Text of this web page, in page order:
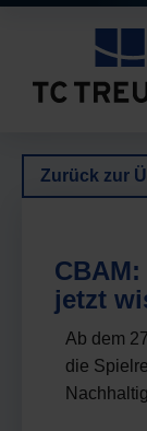
Zurück zur
jetzt
Ab dem
die